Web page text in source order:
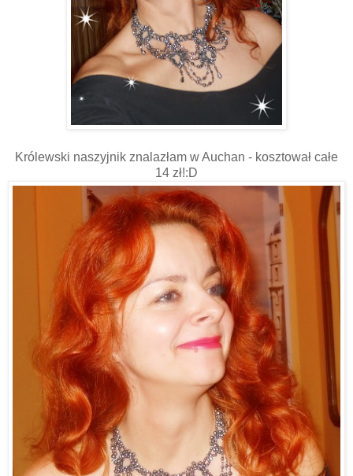
Królewski naszyjnik znalazłam w Auchan - kosztował całe
14 zł!:D